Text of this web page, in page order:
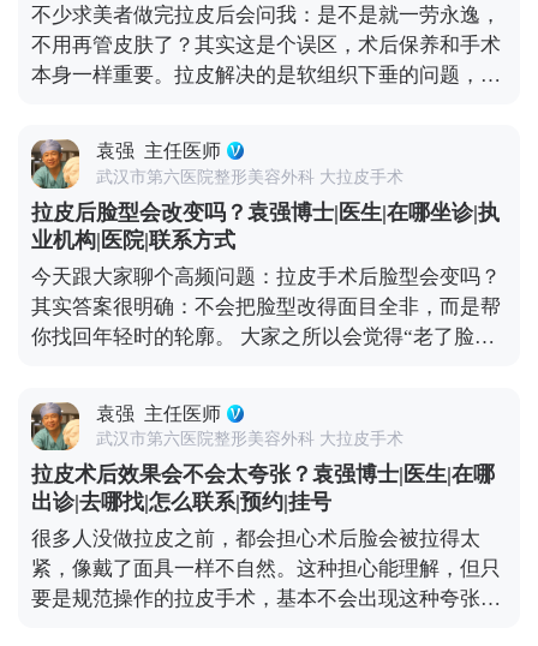
恢复自然，但过度夸张的表情会反复牵拉皮肤，就算
打了除皱针，也需要自己多注意收敛。还有一点很重
要，要定期回访医生，根据皮肤的恢复状态调整保养
态拉回一个好的起点，后续的健康生活习惯，才是维
持年轻态的核心。你对皮肤用心，它自然会给你好的
反馈。 想知道更多关于MCR复合提升术的问题，可
以去官方媒体平台（公众号、百家号、小红薯）预约
面诊，详细了解。
不少求美者做完拉皮后会问我：是不是就一劳永逸，
不用再管皮肤了？其实这是个误区，术后保养和手术
本身一样重要。拉皮解决的是软组织下垂的问题，但
感。 手术能帮我们把面部组织复位到好的状态，但皮
肤的自然衰老过程并没有停止。比如术后皮肤可能会
出现角质层变薄、胶原流失的情况，这就需要日常做
好维护。建议大家术后用温和的护肤品，重点做好保
湿和防晒，要是皮肤含水量不够，也可以在医生指导
下配合水光针这类轻医美项目，提升皮肤弹性。 另
外，动态纹的管理也不能忽视。皱眉、大笑带来的动
态纹，时间久了会变成静态纹。定期在医生评估后打
像是抗衰的“基础工程”，帮你搭好紧致的框架，后续
的保养就是填想知道更多关于MCR复合提升术的问
题，可以去官方媒体平台（公众号、百家号、小红
薯）预约面诊，详细了解。充细节，这样才能让年轻
状态维持得更久。
袁强 主任医师
武汉市第六医院整形美容外科 大拉皮手术
拉皮后脸型会改变吗？袁强博士|医生|在哪坐诊|执
业机构|医院|联系方式
今天跟大家聊个高频问题：拉皮手术后脸型会变吗？
其实答案很明确：不会把脸型改得面目全非，而是帮
你找回年轻时的轮廓。 大家之所以会觉得“老了脸型
下移——比如苹果肌往下掉、法令纹变深、下颌线模
糊，看起来脸变宽变垮。拉皮手术的作用，就是把这
些移位的组织复位到年轻时的位置，让松弛的轮廓重
新变紧致。 就像我做拉皮时，会通过精准剥离后把这
些深层组织复位固定，再去掉多余的松弛皮肤。术后
你还是你，只是脸上的垮感消失了，线条更利落，看
起来更精神。当然，如果术前本身有轻微的面部不对
称，我们会在复位时做微调，但核心原则是尊重你的
袁强 主任医师
武汉市第六医院整形美容外科 大拉皮手术
拉皮术后效果会不会太夸张？袁强博士|医生|在哪
出诊|去哪找|怎么联系|预约|挂号
很多人没做拉皮之前，都会担心术后脸会被拉得太
紧，像戴了面具一样不自然。这种担心能理解，但只
要是规范操作的拉皮手术，基本不会出现这种夸张情